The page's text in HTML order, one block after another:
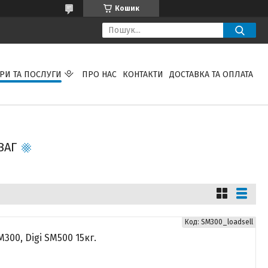
Кошик
ТА ПОСЛУГИ ПРО НАС КОНТАКТИ ДОСТАВКА ТА ОПЛАТА
Digi SM500 15кг.
SM300_loadsell